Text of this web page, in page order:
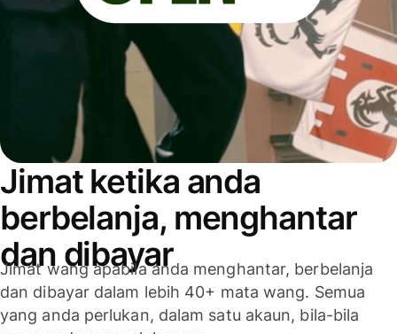
Jimat ketika anda
berbelanja, menghantar
dan dibayar
Jimat wang apabila anda menghantar, berbelanja
dan dibayar dalam lebih 40+ mata wang. Semua
yang anda perlukan, dalam satu akaun, bila-bila